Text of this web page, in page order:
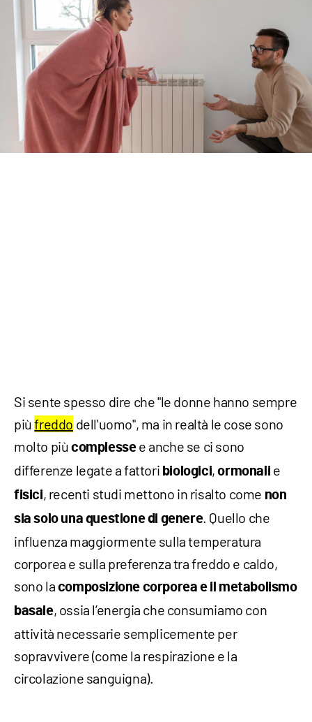
Si sente spesso dire che "le donne hanno sempre
piùfreddo dell'uomo", ma in realtà le cose sono
molto più complessee anche se ci sono
differenze legate a fattori biologici,ormonali e
fisici, recenti studi mettono in risalto come non
sia solo una questione di genere. Quello che
influenza maggiormente sulla temperatura
corporea e sulla preferenza tra freddo e caldo,
sono la composizione corporea e il metabolismo
basale, ossia l’energia che consumiamo con
attività necessarie semplicemente per
sopravvivere (come la respirazione e la
circolazione sanguigna).